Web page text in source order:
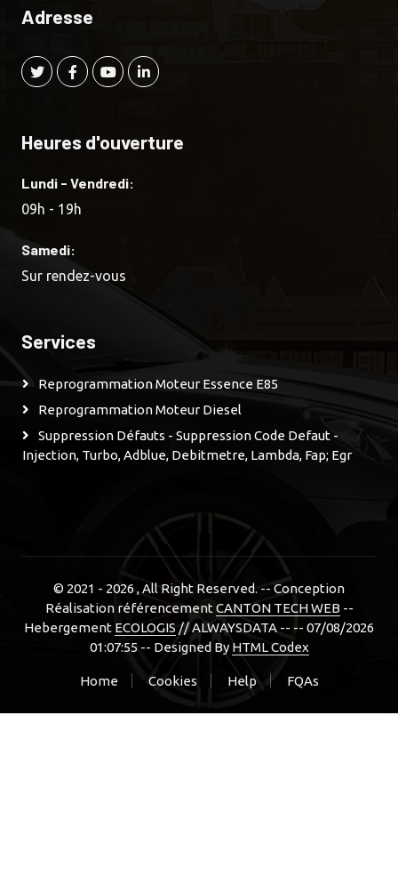
Adresse
Heures d'ouverture
Lundi - Vendredi:
09h - 19h
Samedi:
Sur rendez-vous
Services
Reprogrammation Moteur Essence E85
Reprogrammation Moteur Diesel
Suppression Défauts - Suppression Code Defaut -
Injection, Turbo, Adblue, Debitmetre, Lambda, Fap; Egr
© 2021 - 2026, All Right Reserved. -- Conception
Réalisation référencementCANTON TECH WEB --
Hebergement ECOLOGIS // ALWAYSDATA -- -- 07/08/2026
01:07:55 -- Designed By HTML Codex
Home Cookies Help FQAs